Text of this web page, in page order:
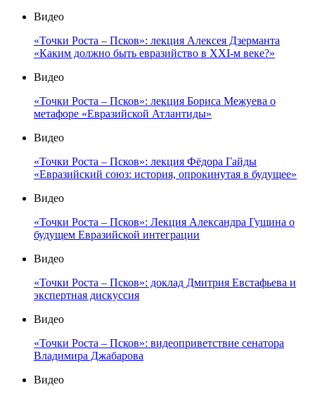
Видео
«Точки Роста – Псков»: лекция Алексея Дзерманта
«Каким должно быть евразийство в XXI-м веке?»
Видео
«Точки Роста – Псков»: лекция Бориса Межуева о
метафоре «Евразийской Атлантиды»
Видео
«Точки Роста – Псков»: лекция Фёдора Гайды
«Евразийский союз: история, опрокинутая в будущее»
Видео
«Точки Роста – Псков»: Лекция Александра Гущина о
будущем Евразийской интеграции
Видео
«Точки Роста – Псков»: доклад Дмитрия Евстафьева и
экспертная дискуссия
Видео
«Точки Роста – Псков»: видеоприветствие сенатора
Владимира Джабарова
Видео